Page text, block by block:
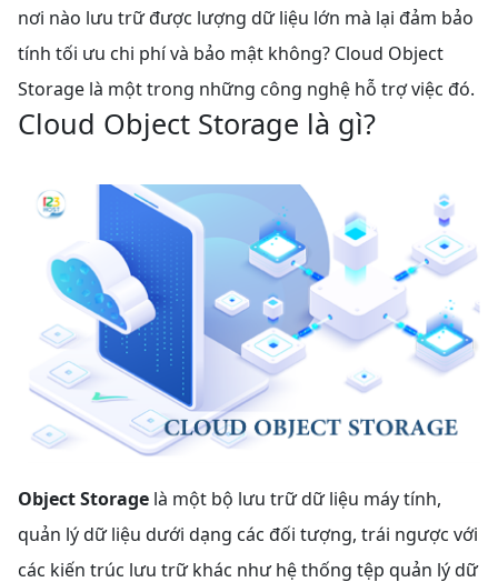
nơi nào lưu trữ được lượng dữ liệu lớn mà lại đảm bảo
tính tối ưu chi phí và bảo mật không? Cloud Object
Storage là một trong những công nghệ hỗ trợ việc đó.
Cloud Object Storage là gì?
Object Storage là một bộ lưu trữ dữ liệu máy tính,
quản lý dữ liệu dưới dạng các đối tượng, trái ngược với
các kiến ​​trúc lưu trữ khác như hệ thống tệp quản lý dữ